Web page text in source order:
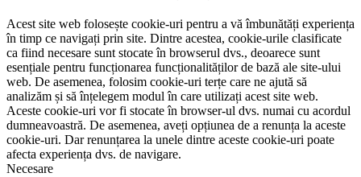
Acest site web folosește cookie-uri pentru a vă îmbunătăți experiența
în timp ce navigați prin site. Dintre acestea, cookie-urile clasificate
ca fiind necesare sunt stocate în browserul dvs., deoarece sunt
esențiale pentru funcționarea funcționalităților de bază ale site-ului
web. De asemenea, folosim cookie-uri terțe care ne ajută să
analizăm și să înțelegem modul în care utilizați acest site web.
Aceste cookie-uri vor fi stocate în browser-ul dvs. numai cu acordul
dumneavoastră. De asemenea, aveți opțiunea de a renunța la aceste
cookie-uri. Dar renunțarea la unele dintre aceste cookie-uri poate
afecta experiența dvs. de navigare.
Necesare